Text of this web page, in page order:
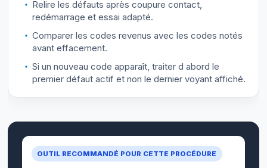
Relire les défauts après coupure contact,
redémarrage et essai adapté.
Comparer les codes revenus avec les codes notés
avant effacement.
Si un nouveau code apparaît, traiter d abord le
premier défaut actif et non le dernier voyant affiché.
OUTIL RECOMMANDÉ POUR CETTE PROCÉDURE